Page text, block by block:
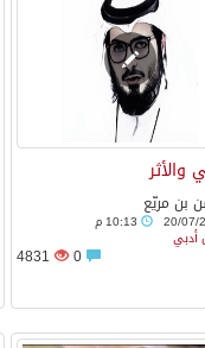
والأثر
بن مريّع
20/07/ 10:13 م
أدبي
0
4831